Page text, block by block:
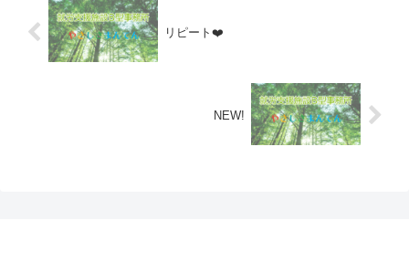
リピート❤️
NEW!